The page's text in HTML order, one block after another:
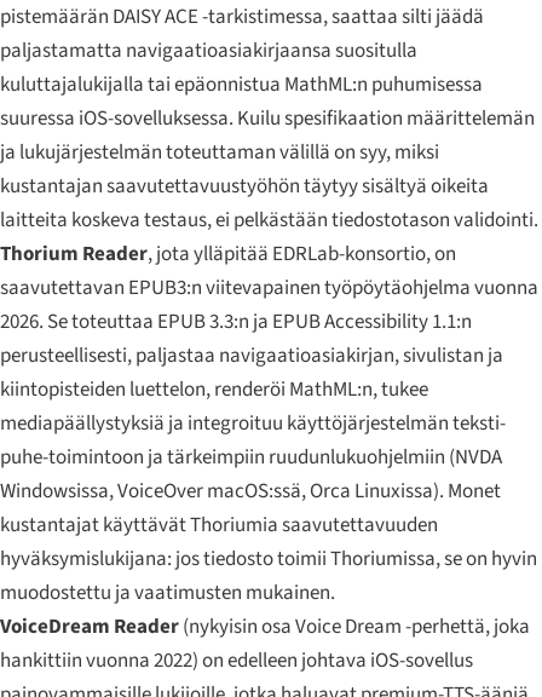
pistemäärän DAISY ACE -tarkistimessa, saattaa silti jäädä
paljastamatta navigaatioasiakirjaansa suositulla
kuluttajalukijalla tai epäonnistua MathML:n puhumisessa
suuressa iOS-sovelluksessa. Kuilu spesifikaation määrittelemän
ja lukujärjestelmän toteuttaman välillä on syy, miksi
kustantajan saavutettavuustyöhön täytyy sisältyä oikeita
laitteita koskeva testaus, ei pelkästään tiedostotason validointi.
Thorium Reader, jota ylläpitää EDRLab-konsortio, on
saavutettavan EPUB3:n viitevapainen työpöytäohjelma vuonna
2026. Se toteuttaa EPUB 3.3:n ja EPUB Accessibility 1.1:n
perusteellisesti, paljastaa navigaatioasiakirjan, sivulistan ja
kiintopisteiden luettelon, renderöi MathML:n, tukee
mediapäällystyksiä ja integroituu käyttöjärjestelmän teksti-
puhe-toimintoon ja tärkeimpiin ruudunlukuohjelmiin (NVDA
Windowsissa, VoiceOver macOS:ssä, Orca Linuxissa). Monet
kustantajat käyttävät Thoriumia saavutettavuuden
hyväksymislukijana: jos tiedosto toimii Thoriumissa, se on hyvin
muodostettu ja vaatimusten mukainen.
VoiceDream Reader(nykyisin osa Voice Dream -perhettä, joka
hankittiin vuonna 2022) on edelleen johtava iOS-sovellus